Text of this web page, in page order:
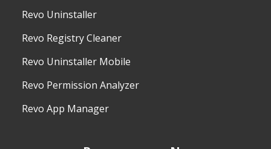
Revo Uninstaller
Revo Registry Cleaner
Revo Uninstaller Mobile
Revo Permission Analyzer
Revo App Manager